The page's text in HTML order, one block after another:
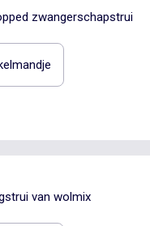
zwangerschapstrui
van wolmix